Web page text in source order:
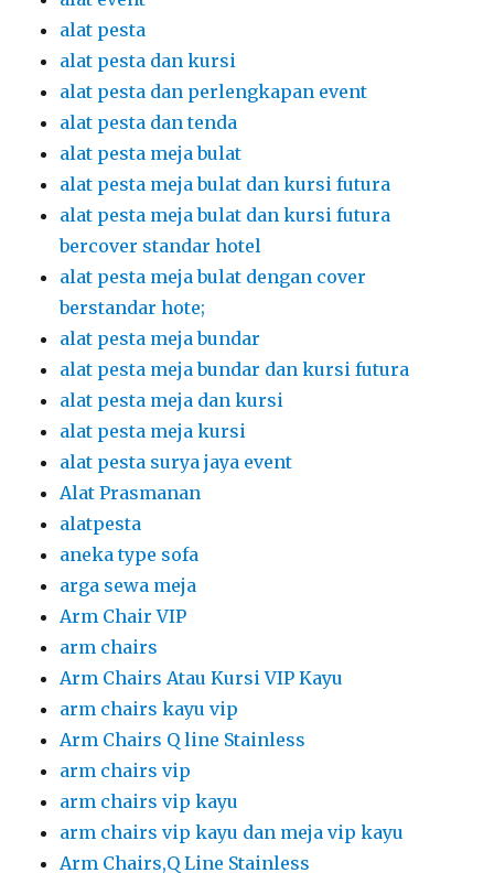
alat pesta
alat pesta dan kursi
alat pesta dan perlengkapan event
alat pesta dan tenda
alat pesta meja bulat
alat pesta meja bulat dan kursi futura
alat pesta meja bulat dan kursi futura
bercover standar hotel
alat pesta meja bulat dengan cover
berstandar hote;
alat pesta meja bundar
alat pesta meja bundar dan kursi futura
alat pesta meja dan kursi
alat pesta meja kursi
alat pesta surya jaya event
Alat Prasmanan
alatpesta
aneka type sofa
arga sewa meja
Arm Chair VIP
arm chairs
Arm Chairs Atau Kursi VIP Kayu
arm chairs kayu vip
Arm Chairs Q line Stainless
arm chairs vip
arm chairs vip kayu
arm chairs vip kayu dan meja vip kayu
Arm Chairs,Q Line Stainless